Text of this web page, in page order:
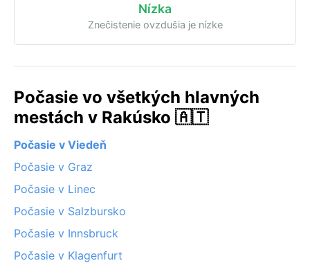
Nízka
Znečistenie ovzdušia je nízke
Počasie vo všetkých hlavných
mestách v Rakúsko 🇦🇹
Počasie v Viedeň
Počasie v Graz
Počasie v Linec
Počasie v Salzbursko
Počasie v Innsbruck
Počasie v Klagenfurt